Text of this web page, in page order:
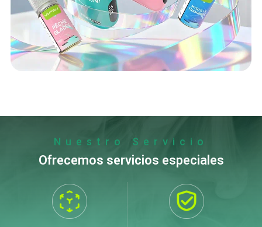
Nuestro Servicio
Ofrecemos servicios especiales